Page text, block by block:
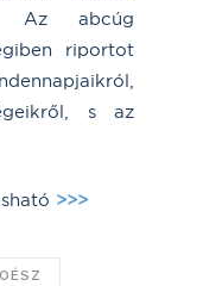
Az abcúg
riportot
s az
>>>